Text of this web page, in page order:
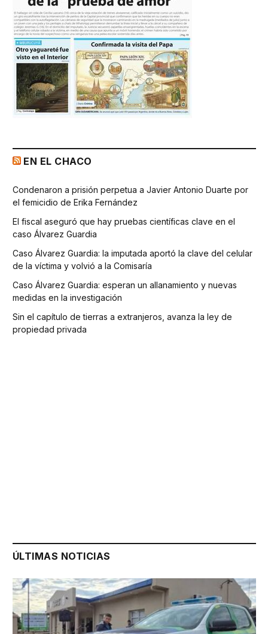
EN EL CHACO
Condenaron a prisión perpetua a Javier Antonio Duarte por
el femicidio de Erika Fernández
El fiscal aseguró que hay pruebas científicas clave en el
caso Álvarez Guardia
Caso Álvarez Guardia: la imputada aportó la clave del celular
de la víctima y volvió a la Comisaría
Caso Álvarez Guardia: esperan un allanamiento y nuevas
medidas en la investigación
Sin el capítulo de tierras a extranjeros, avanza la ley de
propiedad privada
ÚLTIMAS NOTICIAS